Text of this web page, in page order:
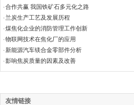
·合作共赢 我国铁矿石多元化之路
· 兰炭生产工艺及发展历程
·煤焦化企业的消防管理工作创新
·物联网技术在焦化厂的应用
· 新能源汽车镁合金零部件分析
·影响焦炭质量的因素及改善
友情链接